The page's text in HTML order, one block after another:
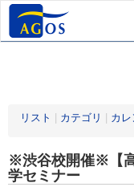
リスト カテゴリ カレ
※渋谷校開催※【
学セミナー